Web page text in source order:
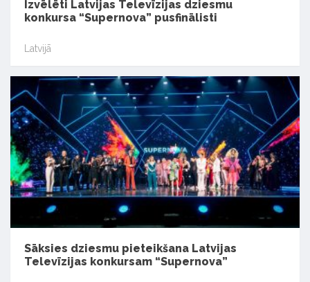
Izvēlēti Latvijas Televīzijas dziesmu
konkursa “Supernova” pusfinālisti
Latvijā
Sāksies dziesmu pieteikšana Latvijas
Televīzijas konkursam “Supernova”